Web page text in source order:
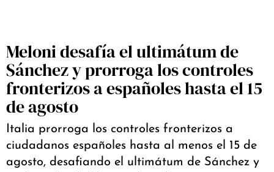
Meloni desafía el ultimátum de
Sánchez y prorroga los controles
fronterizos a españoles hasta el 15
de agosto
Italia prorroga los controles fronterizos a
ciudadanos españoles hasta al menos el 15 de
agosto, desafiando el ultimátum de Sánchez y